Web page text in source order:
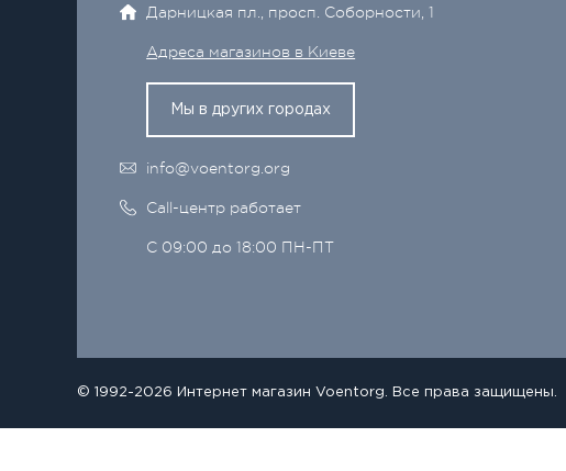
Дарницкая пл., просп. Соборности, 1
Адреса магазинов в Киеве
Мы в других городах
info@voentorg.org
Call-центр работает
С 09:00 до 18:00 ПН-ПТ
© 1992-2026 Интернет магазин Voentorg. Все права защищены.